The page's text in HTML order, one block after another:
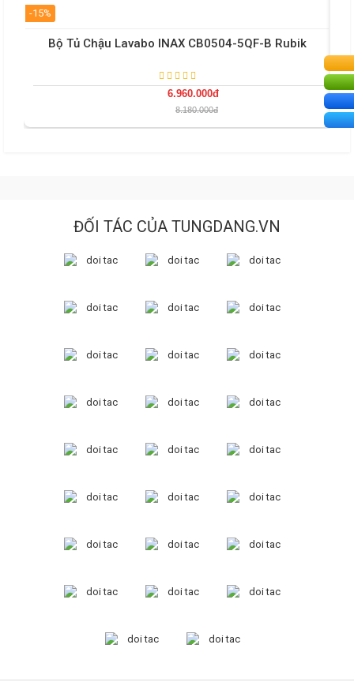
-15%
Bộ Tủ Chậu Lavabo INAX CB0504-5QF-B Rubik
6.960.000đ
8.180.000đ
ĐỐI TÁC CỦA TUNGDANG.VN